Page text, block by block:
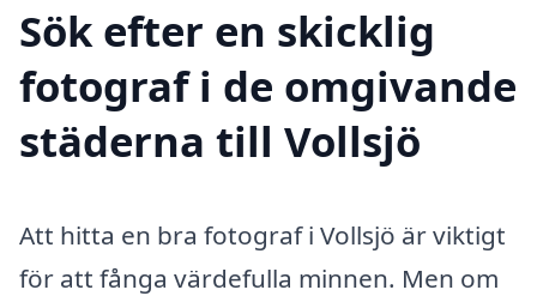
Sök efter en skicklig
fotograf i de omgivande
städerna till Vollsjö
Att hitta en bra fotograf i Vollsjö är viktigt
för att fånga värdefulla minnen. Men om